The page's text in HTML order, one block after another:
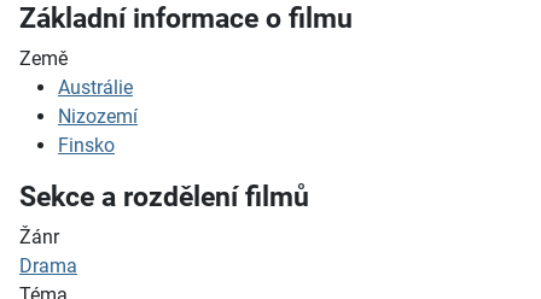
Základní informace o filmu
Země
Austrálie
Nizozemí
Finsko
Sekce a rozdělení filmů
Žánr
Drama